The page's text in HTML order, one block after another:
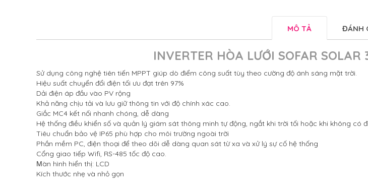
MÔ TẢ ĐÁNH
INVERTER HÒA LƯỚI SOFAR
Sử dụng công nghệ tiên tiến MPPT giúp dò điểm công suất tùy theo cường độ ánh sáng mặt trời.
Hiệu suất chuyển đổi điện tối ưu đạt trên 97%
Dải điện áp đầu vào PV rộng
Khả năng chịu tải và lưu giữ thông tin với độ chính xác cao.
Giắc MC4 kết nối nhanh chóng, dễ dàng
Hệ thống điều khiển số và quản lý giám sát thông minh tự động, ngắt khi trời tối hoặc khi không có
Tiêu chuẩn bảo vệ IP65 phù hợp cho môi trường ngoài trời
Phần mềm PC, điện thoại để theo dõi dễ dàng quan sát từ xa và xử lý sự cố hệ thống
Cổng giao tiếp Wifi, RS-485 tốc độ cao.
Màn hình hiển thị: LCD
Kích thước nhẹ và nhỏ gọn